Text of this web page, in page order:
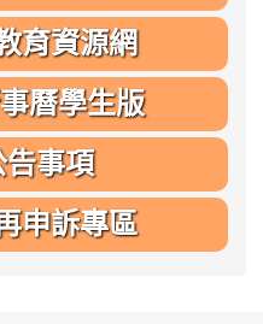
育資源網
曆學生版
告事項
申訴專區